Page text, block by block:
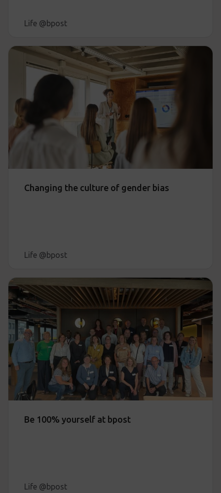
Life @bpost
Changing the culture of gender bias
Life @bpost
Be 100% yourself at bpost
Life @bpost